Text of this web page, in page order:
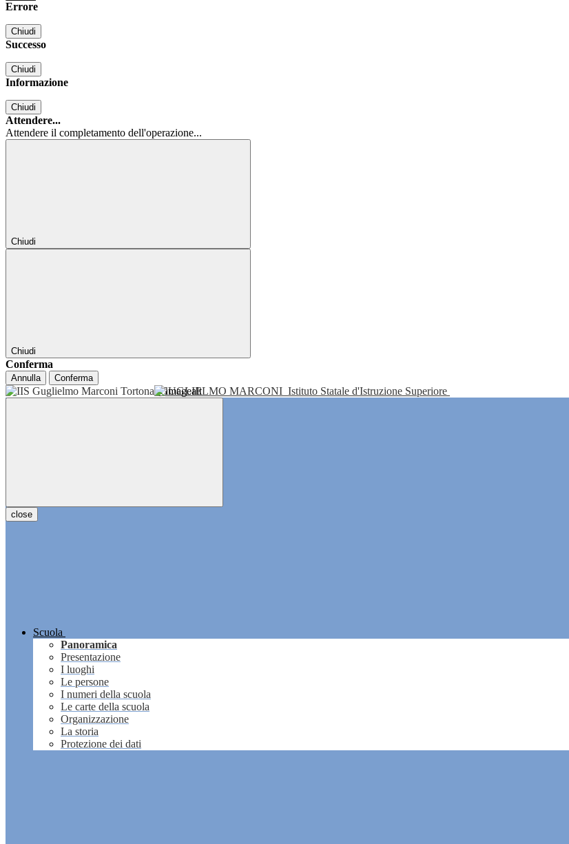
Errore
Chiudi
Successo
Chiudi
Informazione
Chiudi
Attendere...
Attendere il completamento dell'operazione...
Chiudi
Chiudi
Conferma
Annulla Conferma
GUGLIELMO MARCONI Istituto Statale d'Istruzione Superiore
close
Scuola
Panoramica
Presentazione
I luoghi
Le persone
I numeri della scuola
Le carte della scuola
Organizzazione
La storia
Protezione dei dati